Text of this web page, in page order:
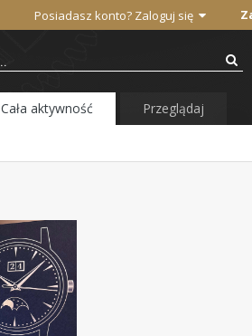
Posiadasz konto? Zaloguj się
Cała aktywność Przeglądaj